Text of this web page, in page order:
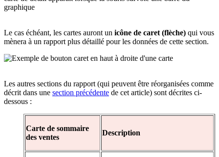
Le cas échéant, les cartes auront un icône de caret (flèche) qui vous
mènera à un rapport plus détaillé pour les données de cette section.
Les autres sections du rapport (qui peuvent être réorganisées comme
décrit dans une section précédente de cet article) sont décrites ci-
dessous :
Carte de sommaire
des ventes
Description